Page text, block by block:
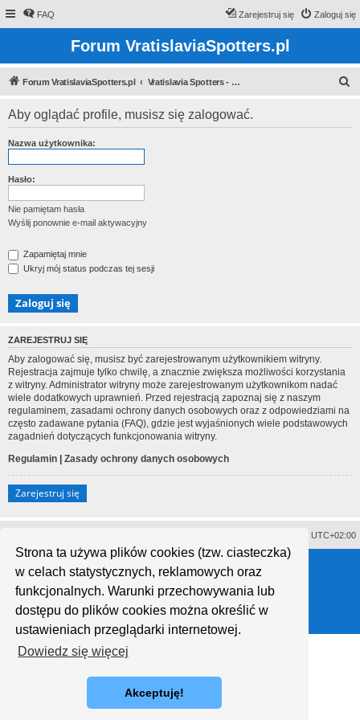
Strona ta używa plików cookies (tzw. ciasteczka)
w celach statystycznych, reklamowych oraz
funkcjonalnych. Warunki przechowywania lub
dostępu do plików cookies można określić w
ustawieniach przeglądarki internetowej.
Dowiedz się więcej
Akceptuję!
FAQ Zaloguj się
Zarejestruj się
Forum VratislaviaSpotters.pl
Forum VratislaviaSpotters.pl Vratislavia Spotters - Wroclawska grupa spotterska
Aby oglądać profile, musisz się zalogować.
Nazwa użytkownika:
Hasło:
Nie pamiętam hasła
Wyślij ponownie e-mail aktywacyjny
Zapamiętaj mnie
Ukryj mój status podczas tej sesji
ZAREJESTRUJ SIĘ
Aby zalogować się, musisz być zarejestrowanym użytkownikiem witryny.
Rejestracja zajmuje tylko chwilę, a znacznie zwiększa możliwości korzystania
z witryny. Administrator witryny może zarejestrowanym użytkownikom nadać
wiele dodatkowych uprawnień. Przed rejestracją zapoznaj się z naszym
regulaminem, zasadami ochrony danych osobowych oraz z odpowiedziami na
często zadawane pytania (FAQ), gdzie jest wyjaśnionych wiele podstawowych
zagadnień dotyczących funkcjonowania witryny.
Regulamin | Zasady ochrony danych osobowych
Zarejestruj się
UTC+02:00
Technologię dostarcza phpBB
® Forum Software © phpBB Limited
Polski pakiet językowy dostarczaphpBB.pl
Style proflat © 2017Mazeltof